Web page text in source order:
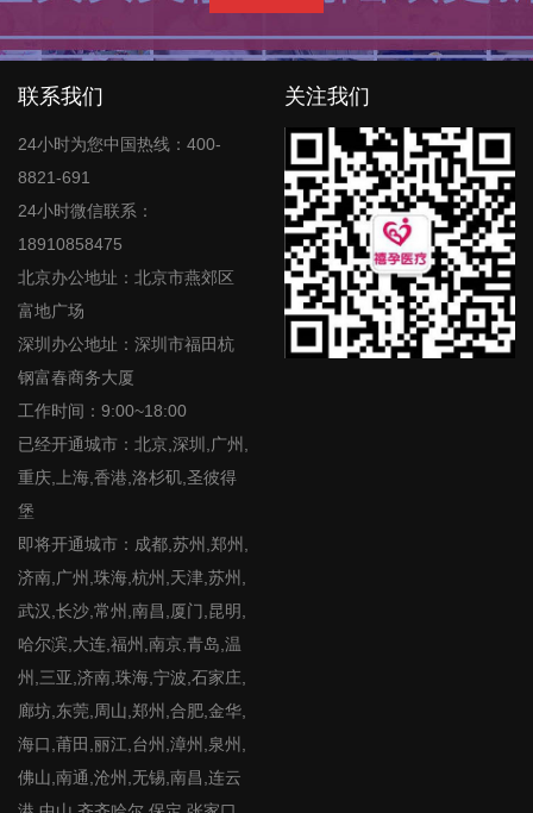
联系我们
24小时为您中国热线：400-
8821-691
24小时微信联系：
18910858475
北京办公地址：北京市燕郊区
富地广场
深圳办公地址：深圳市福田杭
钢富春商务大厦
工作时间：9:00~18:00
已经开通城市：北京,深圳,广州,
重庆,上海,香港,洛杉矶,圣彼得
堡
即将开通城市：成都,苏州,郑州,
济南,广州,珠海,杭州,天津,苏州,
武汉,长沙,常州,南昌,厦门,昆明,
哈尔滨,大连,福州,南京,青岛,温
州,三亚,济南,珠海,宁波,石家庄,
廊坊,东莞,周山,郑州,合肥,金华,
海口,莆田,丽江,台州,漳州,泉州,
佛山,南通,沧州,无锡,南昌,连云
关注我们